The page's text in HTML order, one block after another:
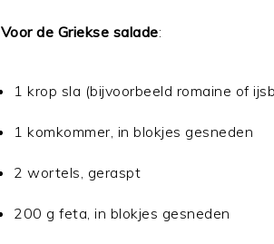
Voor de Griekse salade:
1 krop sla (bijvoorbeeld romaine of
1 komkommer, in blokjes gesneden
2 wortels, geraspt
200 g feta, in blokjes gesneden